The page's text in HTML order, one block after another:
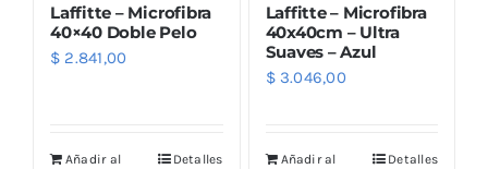
Laffitte – Microfibra
40×40 Doble Pelo
$ 2.841,00
Añadir al
Detalles
Laffitte – Microfibra
40x40cm – Ultra
Suaves – Azul
$3.046,00
Añadir al
Detalles